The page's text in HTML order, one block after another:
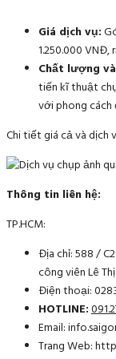
Giá dịch vụ:
1.250.000
Chất lượng
tiến kĩ thuật
với phong cách
Chi tiết giá cả và dịch
Thông tin liên hệ:
TP.HCM:
Địa chỉ: 588 / C2
công viên Lê
Điện thoại:
HOTLINE:
Email:
Trang Web: